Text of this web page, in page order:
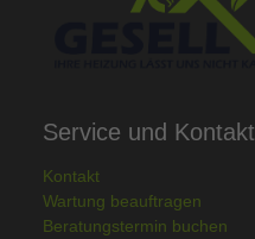
Service und Kontakt
Kontakt
Wartung beauftragen
Beratungstermin buchen